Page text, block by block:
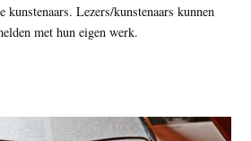
kunstenaars. Lezers/kunstenaars kunnen
met hun eigen werk.